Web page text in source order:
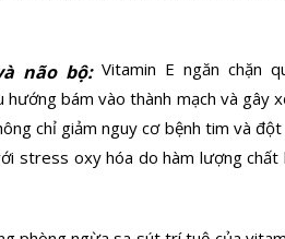
não bộ: Vitamin E ngăn chặn
bám vào thành mạch và gây
chỉ giảm nguy cơ bệnh tim và
stress oxy hóa do hàm lượng